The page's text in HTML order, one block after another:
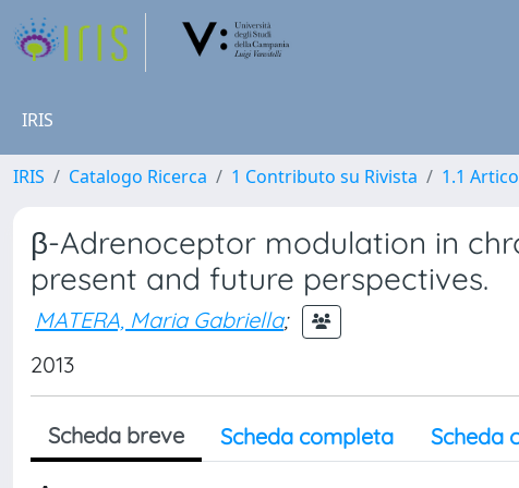
IRIS
IRIS Catalogo Ricerca 1 Contributo su Rivista 1.1
β-Adrenoceptor modulation in
present and future perspectives.
MATERA, Maria Gabriella;
2013
Scheda breve Scheda completa Scheda